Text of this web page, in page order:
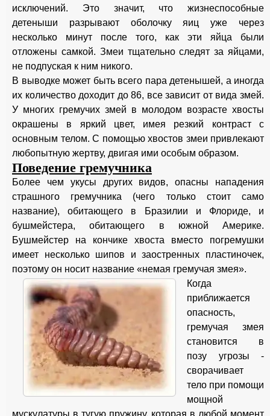
исключений. Это значит, что жизнеспособные
детеныши разрывают оболочку яиц уже через
несколько минут после того, как эти яйца были
отложены самкой. Змеи тщательно следят за яйцами,
не подпуская к ним никого.
В выводке может быть всего пара детенышей, а иногда
их количество доходит до 86, все зависит от вида змей.
У многих гремучих змей в молодом возрасте хвосты
окрашены в яркий цвет, имея резкий контраст с
основным телом. С помощью хвостов змеи привлекают
любопытную жертву, двигая ими особым образом.
Поведение гремучника
Более чем укусы других видов, опасны нападения
страшного гремучника (чего только стоит само
название), обитающего в Бразилии и Флориде, и
бушмейстера, обитающего в южной Америке.
Бушмейстер на кончике хвоста вместо погремушки
имеет несколько шипов и заостренных пластиночек,
поэтому он носит название «немая гремучая змея».
Когда
приближается
опасность,
гремучая змея
становится в
позу угрозы -
сворачивает
тело при помощи
мощной